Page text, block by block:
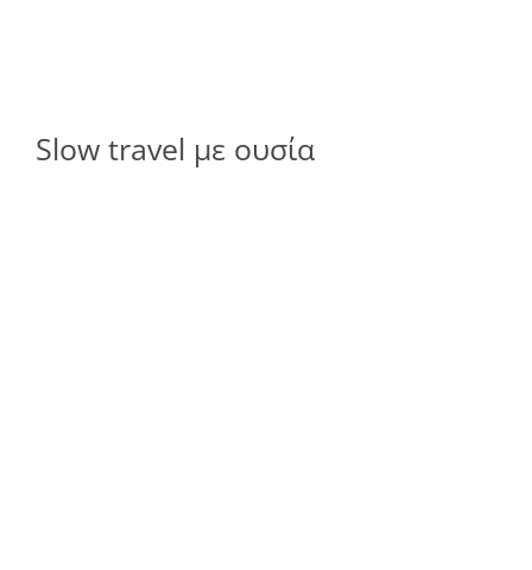
Slow travel με ουσία